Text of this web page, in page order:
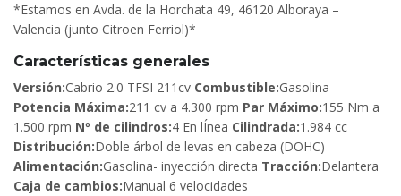
*Estamos en Avda. de la Horchata 49, 46120 Alboraya –
Valencia (junto Citroen Ferriol)*
Características generales
Versión:Cabrio 2.0 TFSI 211cv Combustible:Gasolina
Potencia Máxima:211 cv a 4.300 rpm Par Máximo:155 Nm a
1.500 rpm Nº de cilindros:4 En lÍnea Cilindrada:1.984 cc
Distribución:Doble árbol de levas en cabeza (DOHC)
Alimentación:Gasolina- inyección directa Tracción:Delantera
Caja de cambios:Manual 6 velocidades